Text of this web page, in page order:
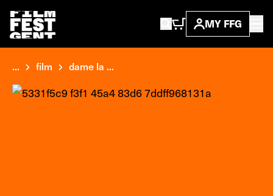
MY FFG
... film dame la ...